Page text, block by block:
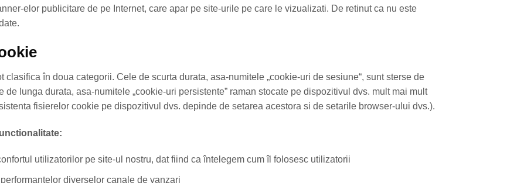
elor publicitare de pe Internet, care apar pe site-urile pe care le vizualizati. De retinut ca nu este
în doua categorii. Cele de scurta durata, asa-numitele „cookie-uri de sesiune“, sunt sterse de
lunga durata, asa-numitele „cookie-uri persistente” raman stocate pe dispozitivul dvs. mult mai mult
fisierelor cookie pe dispozitivul dvs. depinde de setarea acestora si de setarile browser-ului dvs.).
utilizatorilor pe site-ul nostru, dat fiind ca întelegem cum îl folosesc utilizatorii
diverselor canale de vanzari